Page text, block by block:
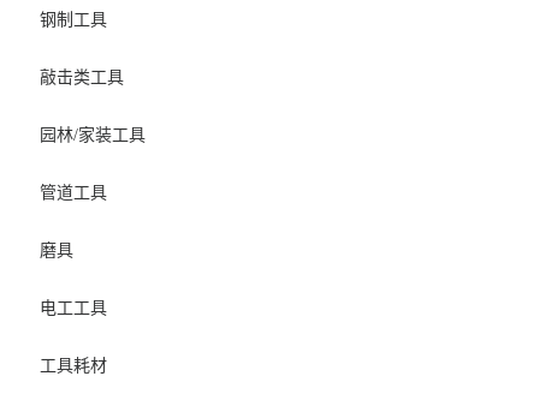
钢制工具
敲击类工具
园林/家装工具
管道工具
磨具
电工工具
工具耗材